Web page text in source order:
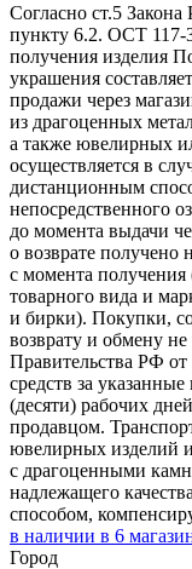
Согласно ст.5
пункту 6.2. ОСТ 117-
получения изделия
украшения
продажи через
из драгоценных
а также ювелирных
осуществляется в
дистанционным
непосредственного
до момента выдачи
о возврате получено
с момента
товарного вида и
и бирки). Покупки,
возврату и обмену
Правительства РФ
средств за
(десяти) рабочих
продавцом.
ювелирных изделий
с драгоценными
надлежащего
способом,
в наличии в 6
Город